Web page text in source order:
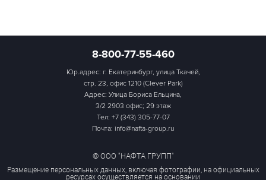
8-800-77-55-460
Юр.адрес: г. Екатеринбург, улица Ткачей,
стр. 23, офис 1210 (Clever Park)
Адрес: Улица Бориса Ельцина,
3/2 2903 офис; 29 этаж
Тел: +7 (343) 305-77-07
Почта: info@nafta-group.ru
© ООО "НАФТА ГРУПП"
Размещение персональных данных, включая фотографии, на официальных
ресурсах осуществляется на основании